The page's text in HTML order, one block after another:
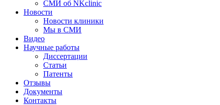
СМИ об NKclinic
Новости
Новости клиники
Мы в СМИ
Видео
Научные работы
Диссертации
Статьи
Патенты
Отзывы
Документы
Контакты